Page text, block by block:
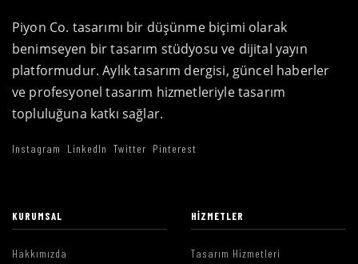
Piyon Co. tasarımı bir düşünme biçimi olarak
benimseyen bir tasarım stüdyosu ve dijital yayın
platformudur. Aylık tasarım dergisi, güncel haberler
ve profesyonel tasarım hizmetleriyle tasarım
topluluğuna katkı sağlar.
Instagram LinkedIn Twitter Pinterest
KURUMSAL
Hakkımızda
HIZMETLER
Tasarım Hizmetleri